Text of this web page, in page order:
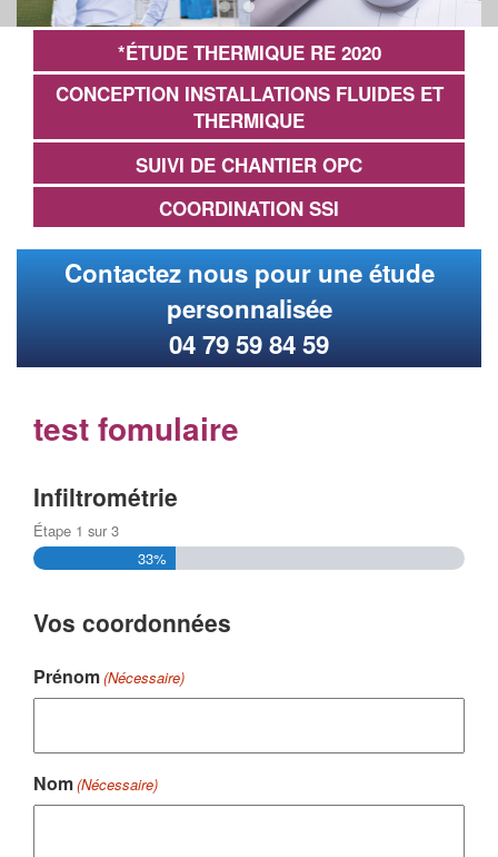
*ÉTUDE THERMIQUE RE 2020
CONCEPTION INSTALLATIONS FLUIDES ET
THERMIQUE
SUIVI DE CHANTIER OPC
COORDINATION SSI
Contactez nous pour une étude
personnalisée
04 79 59 84 59
test fomulaire
Infiltrométrie
Étape 1 sur 3
33%
Vos coordonnées
Prénom(Nécessaire)
Nom(Nécessaire)